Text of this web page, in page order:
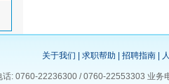
关于我们 求职帮助 招聘指南
话: 0760-22236300 / 0760-22553303 业